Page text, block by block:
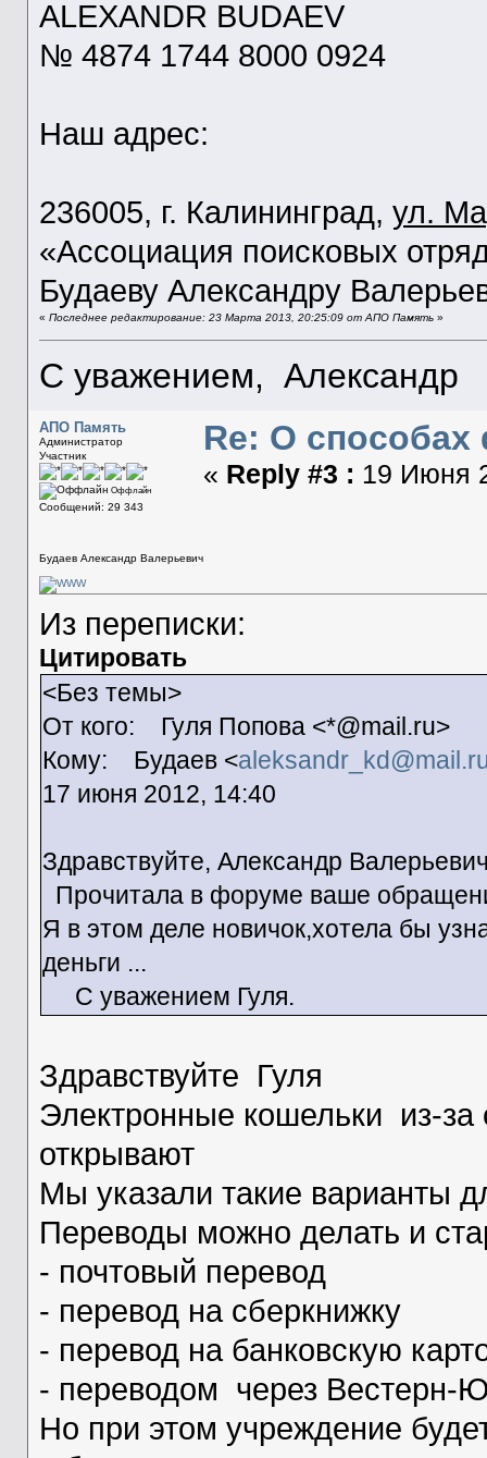
ALEXANDR BUDAEV
№ 4874 1744 8000 0924
Наш адрес:
236005, г. Калининград, ул.
«Ассоциация поисковых
Будаеву Александру
« Последнее редактирование: 23 Марта 2013, 20:25:09 от АПО Память»
С уважением, Александр
АПО Память
Администратор
Участник
Оффлайн
Сообщений: 29 343
Будаев Александр Валерьевич
Re: О
« Reply #3 : 19 Июня
Из переписки:
Цитировать
<Без темы>
От кого: Гуля Попова <*@mail.ru>
Кому: Будаев <
17 июня 2012, 14:40
Здравствуйте, Александр
Прочитала в форуме ваше
Я в этом деле новичок,хотела бы
деньги ...
С уважением Гуля.
Здравствуйте Гуля
Электронные кошельки из-за
открывают
Мы указали такие варианты
Переводы можно делать и
- почтовый перевод
- перевод на сберкнижку
- перевод на банковскую
- переводом через Вестерн-
Но при этом учреждение